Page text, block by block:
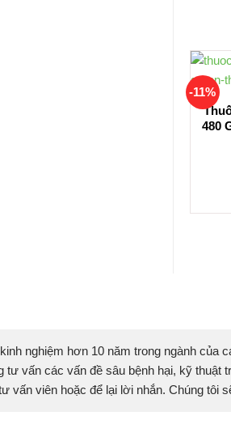
-11%
480
nghiệm hơn 10 năm trong ngành của
tư vấn các vấn đề sâu bệnh hại, kỹ thuật
vấn viên hoặc để lại lời nhắn. Chúng tôi